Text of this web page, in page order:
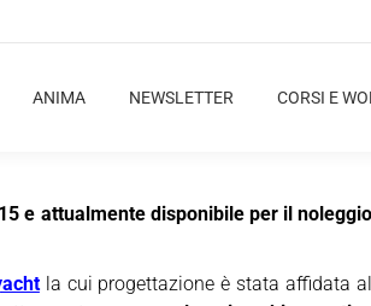
ANIMA NEWSLETTER CORSI E
e attualmente disponibile per il noleggio
la cui progettazione è stata affidata